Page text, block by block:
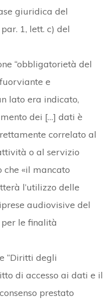
giuridica del
1, lett. c) del
“obbligatorietà del
e
lato era indicato,
dei […] dati è
correlato al
o al servizio
che «il mancato
l’utilizzo delle
audiovisive del
le finalità
“Diritti degli
di accesso ai dati e il
prestato